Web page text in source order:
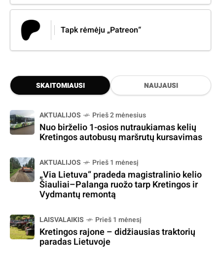
Tapk rėmėju „Patreon“
SKAITOMIAUSI NAUJAUSI
AKTUALIJOS Prieš 2 mėnesius
Nuo birželio 1-osios nutraukiamas kelių
Kretingos autobusų maršrutų kursavimas
AKTUALIJOS Prieš 1 mėnesį
„Via Lietuva“ pradeda magistralinio kelio
Šiauliai–Palanga ruožo tarp Kretingos ir
Vydmantų remontą
LAISVALAIKIS Prieš 1 mėnesį
Kretingos rajone – didžiausias traktorių
paradas Lietuvoje